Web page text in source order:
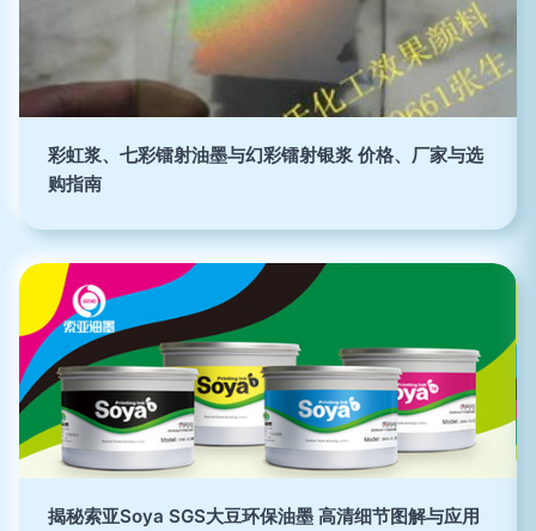
彩虹浆、七彩镭射油墨与幻彩镭射银浆 价格、厂家与选
购指南
揭秘索亚Soya SGS大豆环保油墨 高清细节图解与应用